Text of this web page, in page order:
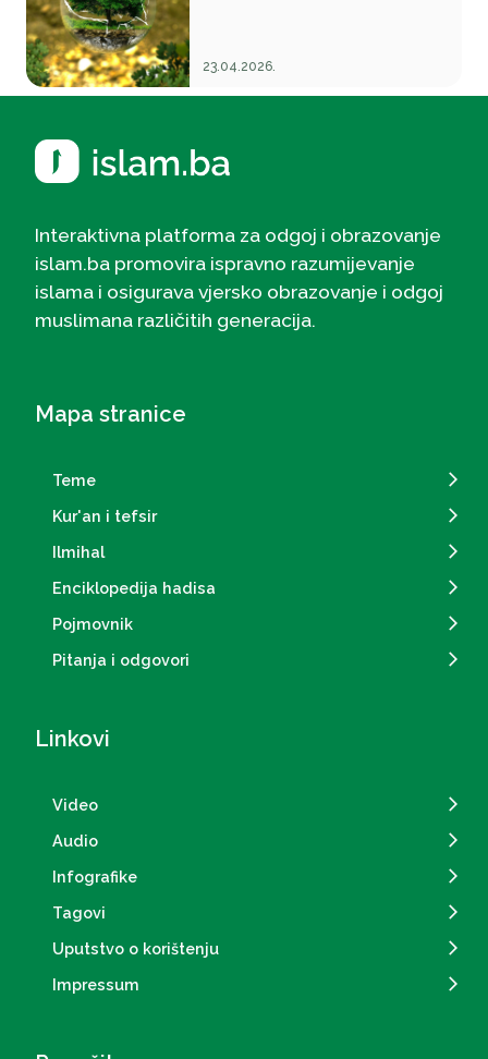
23.04.2026.
Interaktivna platforma za odgoj i obrazovanje
islam.ba promovira ispravno razumijevanje
islama i osigurava vjersko obrazovanje i odgoj
muslimana različitih generacija.
Mapa stranice
Teme
Kur'an i tefsir
Ilmihal
Enciklopedija hadisa
Pojmovnik
Pitanja i odgovori
Linkovi
Video
Audio
Infografike
Tagovi
Uputstvo o korištenju
Impressum